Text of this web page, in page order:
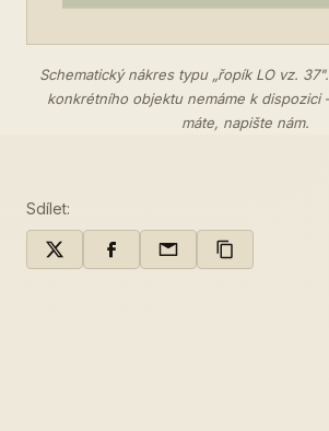
Schematický nákres typu „řopík LO vz.
konkrétního objektu nemáme k
máte, napište nám.
Sdílet: